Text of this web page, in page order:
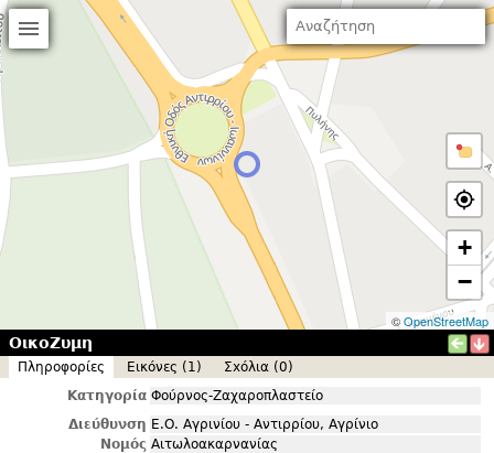
+
−
©OpenStreetMap
ΟικοΖυμη
Πληροφορίες Εικόνες (1)
Σxόλια (0)
Κατηγορία Φούρνος-Ζαχαροπλαστείο
Διεύθυνση Ε.Ο. Αγρινίου - Αντιρρίου, Αγρίνιο
Νομός Αιτωλοακαρνανίας